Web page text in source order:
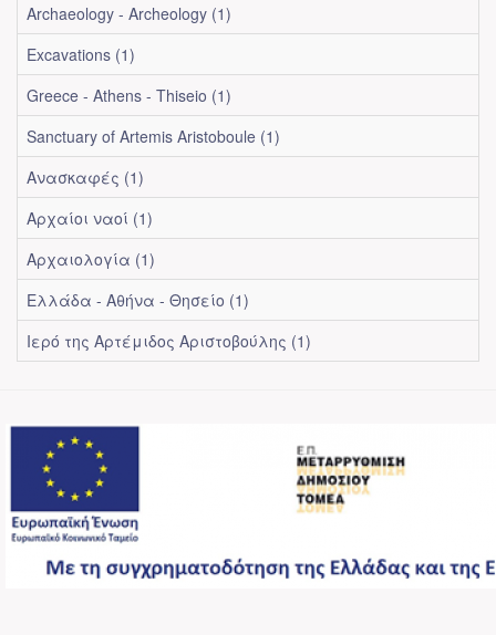
Archaeology - Archeology (1)
Excavations (1)
Greece - Athens - Thiseio (1)
Sanctuary of Artemis Aristoboule (1)
Ανασκαφές (1)
Αρχαίοι ναοί (1)
Αρχαιολογία (1)
Ελλάδα - Αθήνα - Θησείο (1)
Ιερό της Αρτέμιδος Αριστοβούλης (1)